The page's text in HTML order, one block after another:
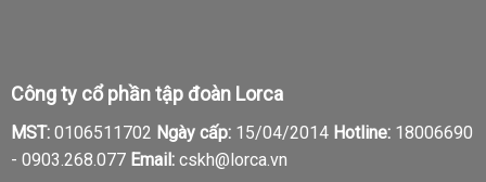
Công ty cổ phần tập đoàn Lorca
MST:0106511702 Ngày cấp:15/04/2014 Hotline:18006690
- 0903.268.077 Email:cskh@lorca.vn